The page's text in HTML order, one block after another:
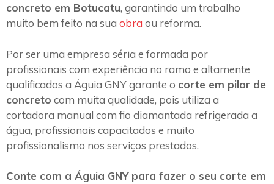
concreto em Botucatu, garantindo um trabalho
muito bem feito na sua obra ou reforma.
Por ser uma empresa séria e formada por
profissionais com experiência no ramo e altamente
qualificados a Águia GNY garante o corte em pilar de
concreto com muita qualidade, pois utiliza a
cortadora manual com fio diamantada refrigerada a
água, profissionais capacitados e muito
profissionalismo nos serviços prestados.
Conte com a Águia GNY para fazer o seu corte em